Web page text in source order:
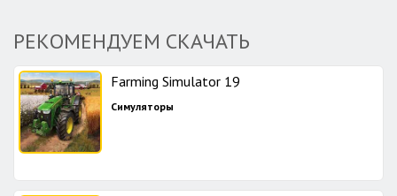
РЕКОМЕНДУЕМ СКАЧАТЬ
Farming Simulator 19
Симуляторы